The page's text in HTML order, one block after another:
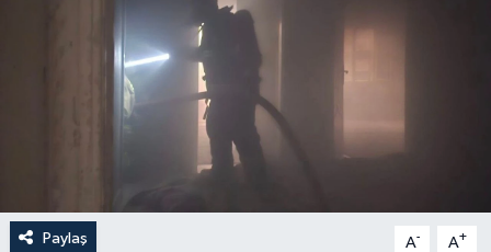
Paylaş A- A+
Anali̇z
Bi̇li̇m & Teknoloji̇